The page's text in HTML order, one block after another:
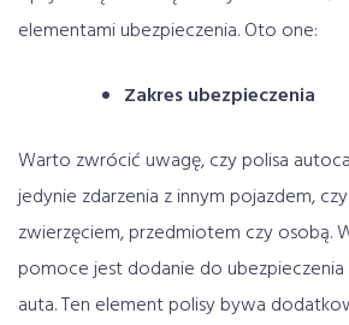
elementami ubezpieczenia. Oto one:
Zakres ubezpieczenia
Warto zwrócić uwagę, czy polisa
jedynie zdarzenia z innym pojazdem,
zwierzęciem, przedmiotem czy osobą.
pomoce jest dodanie do ubezpieczenia
auta. Ten element polisy bywa